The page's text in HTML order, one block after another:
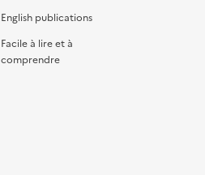
English publications
Facile à lire et à
comprendre